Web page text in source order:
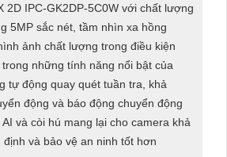
2D IPC-GK2DP-5C0W với chất lượng
5MP sắc nét, tầm nhìn xa hồng
ảnh chất lượng trong điều kiện
những tính năng nổi bật của
tự động quay quét tuần tra, khả
động và báo động chuyển động
và còi hú mang lại cho camera khả
định và bảo vệ an ninh tốt hơn